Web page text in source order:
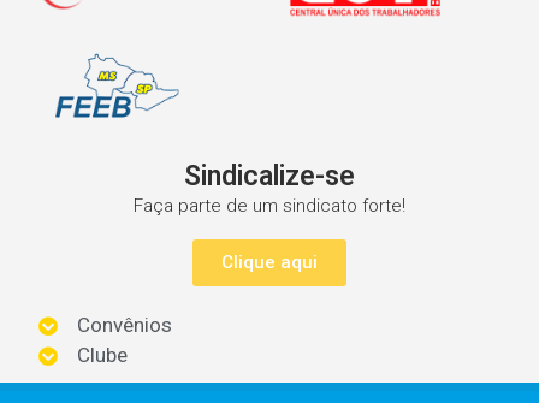
Sindicalize-se
Faça parte de um sindicato forte!
Clique aqui
Convênios
Clube